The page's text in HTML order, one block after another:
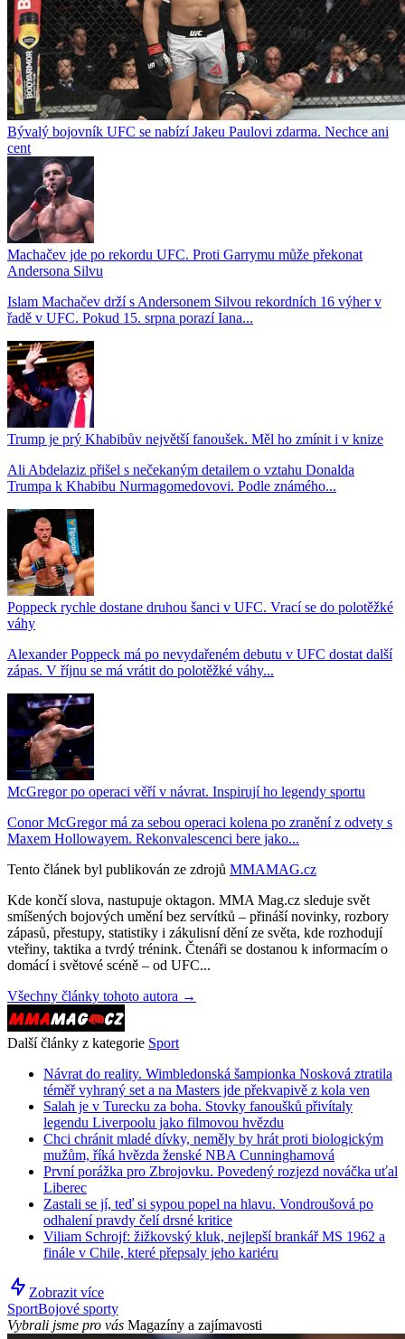
Bývalý bojovník UFC se nabízí Jakeu Paulovi zdarma. Nechce ani
cent
Machačev jde po rekordu UFC. Proti Garrymu může překonat
Andersona Silvu
Islam Machačev drží s Andersonem Silvou rekordních 16 výher v
řadě v UFC. Pokud 15. srpna porazí Iana...
Trump je prý Khabibův největší fanoušek. Měl ho zmínit i v knize
Ali Abdelaziz přišel s nečekaným detailem o vztahu Donalda
Trumpa k Khabibu Nurmagomedovovi. Podle známého...
Poppeck rychle dostane druhou šanci v UFC. Vrací se do polotěžké
váhy
Alexander Poppeck má po nevydařeném debutu v UFC dostat další
zápas. V říjnu se má vrátit do polotěžké váhy...
McGregor po operaci věří v návrat. Inspirují ho legendy sportu
Conor McGregor má za sebou operaci kolena po zranění z odvety s
Maxem Hollowayem. Rekonvalescenci bere jako...
Tento článek byl publikován ze zdrojů MMAMAG.cz
Kde končí slova, nastupuje oktagon. MMA Mag.cz sleduje svět
smíšených bojových umění bez servítků – přináší novinky, rozbory
zápasů, přestupy, statistiky i zákulisní dění ze světa, kde rozhodují
vteřiny, taktika a tvrdý trénink. Čtenáři se dostanou k informacím o
domácí i světové scéně – od UFC...
Všechny články tohoto autora →
Další články z kategorie Sport
Návrat do reality. Wimbledonská šampionka Nosková ztratila
téměř vyhraný set a na Masters jde překvapivě z kola ven
Salah je v Turecku za boha. Stovky fanoušků přivítaly
legendu Liverpoolu jako filmovou hvězdu
Chci chránit mladé dívky, neměly by hrát proti biologickým
mužům, říká hvězda ženské NBA Cunninghamová
První porážka pro Zbrojovku. Povedený rozjezd nováčka uťal
Liberec
Zastali se jí, teď si sypou popel na hlavu. Vondroušová po
odhalení pravdy čelí drsné kritice
Viliam Schrojf: žižkovský kluk, nejlepší brankář MS 1962 a
finále v Chile, které přepsaly jeho kariéru
Zobrazit více
SportBojové sporty
Vybrali jsme pro vás Magazíny a zajímavosti